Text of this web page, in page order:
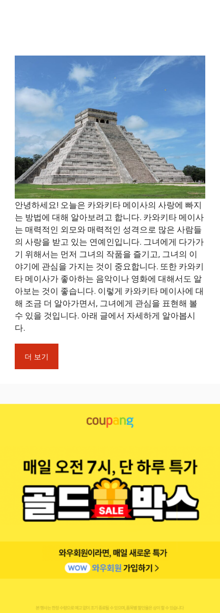
안녕하세요! 오늘은 카와키타 메이사의 사랑에 빠지
는 방법에 대해 알아보려고 합니다. 카와키타 메이사
는 매력적인 외모와 매력적인 성격으로 많은 사람들
의 사랑을 받고 있는 연예인입니다. 그녀에게 다가가
기 위해서는 먼저 그녀의 작품을 즐기고, 그녀의 이
야기에 관심을 가지는 것이 중요합니다. 또한 카와키
타 메이사가 좋아하는 음악이나 영화에 대해서도 알
아보는 것이 좋습니다. 이렇게 카와키타 메이사에 대
해 조금 더 알아가면서, 그녀에게 관심을 표현해 볼
수 있을 것입니다. 아래 글에서 자세하게 알아봅시
다.
더 보기